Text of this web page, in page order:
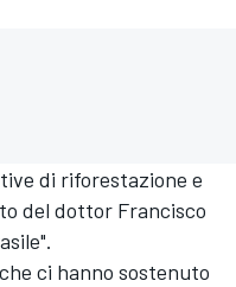
di riforestazione e
del dottor Francisco
ci hanno sostenuto